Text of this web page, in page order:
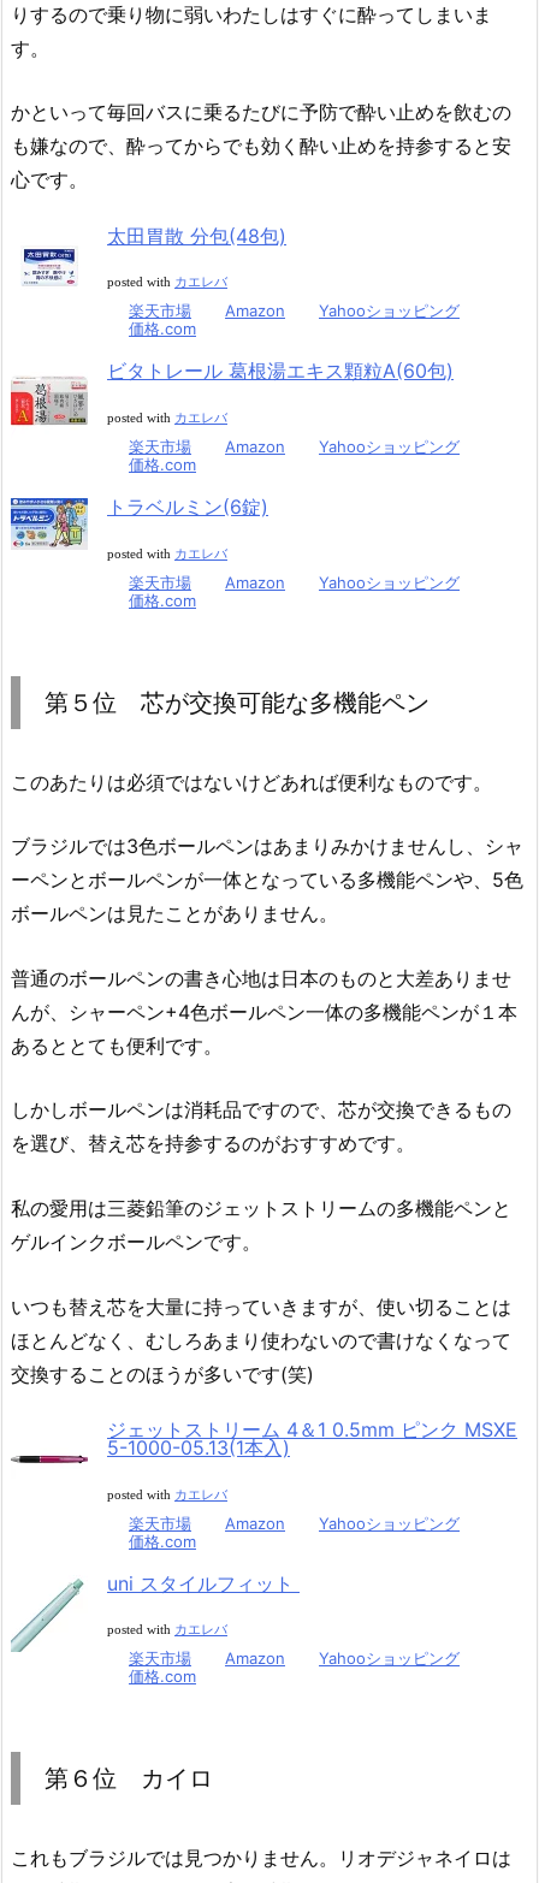
りするので乗り物に弱いわたしはすぐに酔ってしまいま
す。
かといって毎回バスに乗るたびに予防で酔い止めを飲むの
も嫌なので、酔ってからでも効く酔い止めを持参すると安
心です。
太田胃散 分包(48包)
posted with カエレバ
楽天市場 Amazon
Yahooショッピング
価格.com
ビタトレール 葛根湯エキス顆粒A(60包)
posted with カエレバ
楽天市場 Amazon
Yahooショッピング
価格.com
トラベルミン(6錠)
posted with カエレバ
楽天市場 Amazon
Yahooショッピング
価格.com
第５位 芯が交換可能な多機能ペン
このあたりは必須ではないけどあれば便利なものです。
ブラジルでは3色ボールペンはあまりみかけませんし、シャ
ーペンとボールペンが一体となっている多機能ペンや、5色
ボールペンは見たことがありません。
普通のボールペンの書き心地は日本のものと大差ありませ
んが、シャーペン+4色ボールペン一体の多機能ペンが１本
あるととても便利です。
しかしボールペンは消耗品ですので、芯が交換できるもの
を選び、替え芯を持参するのがおすすめです。
私の愛用は三菱鉛筆のジェットストリームの多機能ペンと
ゲルインクボールペンです。
いつも替え芯を大量に持っていきますが、使い切ることは
ほとんどなく、むしろあまり使わないので書けなくなって
交換することのほうが多いです(笑)
ジェットストリーム 4＆1 0.5mm ピンク MSXE
5-1000-05.13(1本入)
posted with カエレバ
楽天市場 Amazon
Yahooショッピング
価格.com
uni スタイルフィット
posted with カエレバ
楽天市場 Amazon
Yahooショッピング
価格.com
第６位 カイロ
これもブラジルでは見つかりません。リオデジャネイロは